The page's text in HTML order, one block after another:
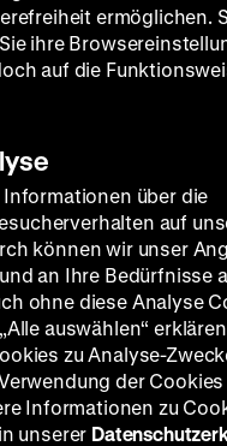
ermöglichen.
ihre
auf die
über die
auf
können wir unser
an Ihre Bedürfnisse
ohne diese Analyse
auswählen“
zu Analyse-
der
Informationen zu
unserer